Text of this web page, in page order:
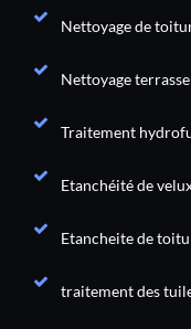
Nettoyage de
Nettoyage
Traitement
Etanchéité de
Etancheite de
traitement des